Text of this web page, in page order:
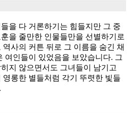
을 다 거론하기는 힘들지만 그 중
을 줄만한 인물들만을 선별하기로
사의 커튼 뒤로 그 이름을 숨긴 채
여인들이 있었음을 보았습니다. 그
지 않으면서도 그녀들이 남기고
롱한 별들처럼 각기 뚜렷한 빛들